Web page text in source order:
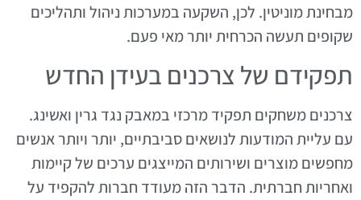
מבחינת מוניטין. לכן, השקעה במערכות ניהול ותהליכים
שקופים תעשה הכרחית יותר מאי פעם.
תפקידם של צרכנים בעידן החדש
צרכנים משחקים תפקיד מרכזי במאבק נגד גרין ואשינג.
עם עליית המודעות לנושאים סביבתיים, יותר ויותר אנשים
מחפשים מוצרים ושירותים המייצגים ערכים של קיימות
ואחריות חברתית. הדבר הזה מעודד חברות להקפיד על